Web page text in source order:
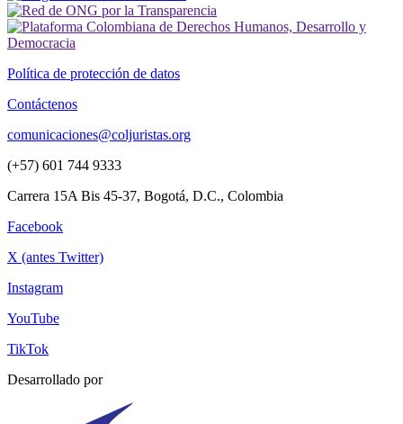
Política de protección de datos
Contáctenos
comunicaciones@coljuristas.org
(+57) 601 744 9333
Carrera 15A Bis 45-37, Bogotá, D.C., Colombia
Facebook
X (antes Twitter)
Instagram
YouTube
TikTok
Desarrollado por